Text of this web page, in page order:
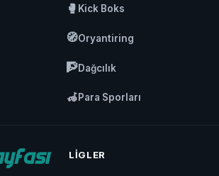
🥊 Kick Boks
🧭Oryantiring
🧗Dağcılık
🦽Para Sporları
LIGLER